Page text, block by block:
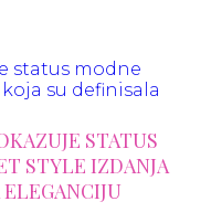
STATUS
STYLE IZDANJA